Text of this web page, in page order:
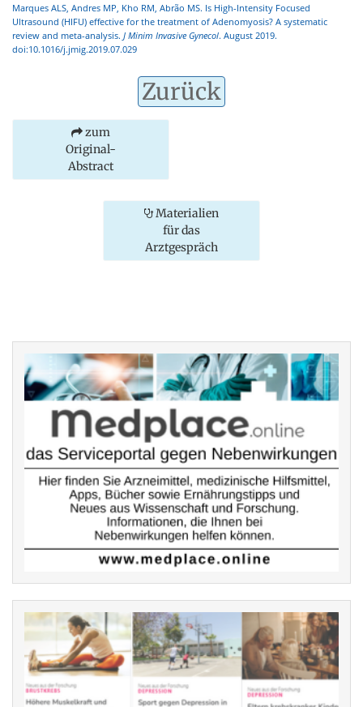
Marques ALS, Andres MP, Kho RM, Abrão MS. Is High-Intensity Focused
Ultrasound (HIFU) effective for the treatment of Adenomyosis? A systematic
review and meta-analysis. J Minim Invasive Gynecol. August 2019.
doi:10.1016/j.jmig.2019.07.029
Zurück
zum
Original-
Abstract
Materialien
für das
Arztgespräch